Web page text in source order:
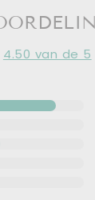
4.50 van de 5